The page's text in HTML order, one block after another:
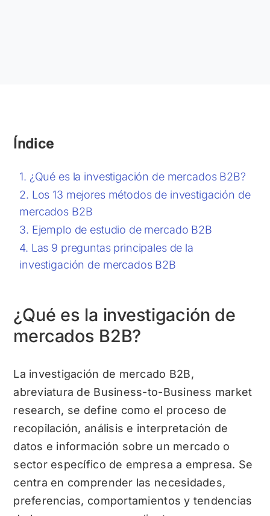
Índice
¿Qué es la investigación de mercados B2B?
Los 13 mejores métodos de investigación de
mercados B2B
Ejemplo de estudio de mercado B2B
Las 9 preguntas principales de la
investigación de mercados B2B
¿Qué es la investigación de
mercados B2B?
La investigación de mercado B2B,
abreviatura de Business-to-Business market
research, se define como el proceso de
recopilación, análisis e interpretación de
datos e información sobre un mercado o
sector específico de empresa a empresa. Se
centra en comprender las necesidades,
preferencias, comportamientos y tendencias